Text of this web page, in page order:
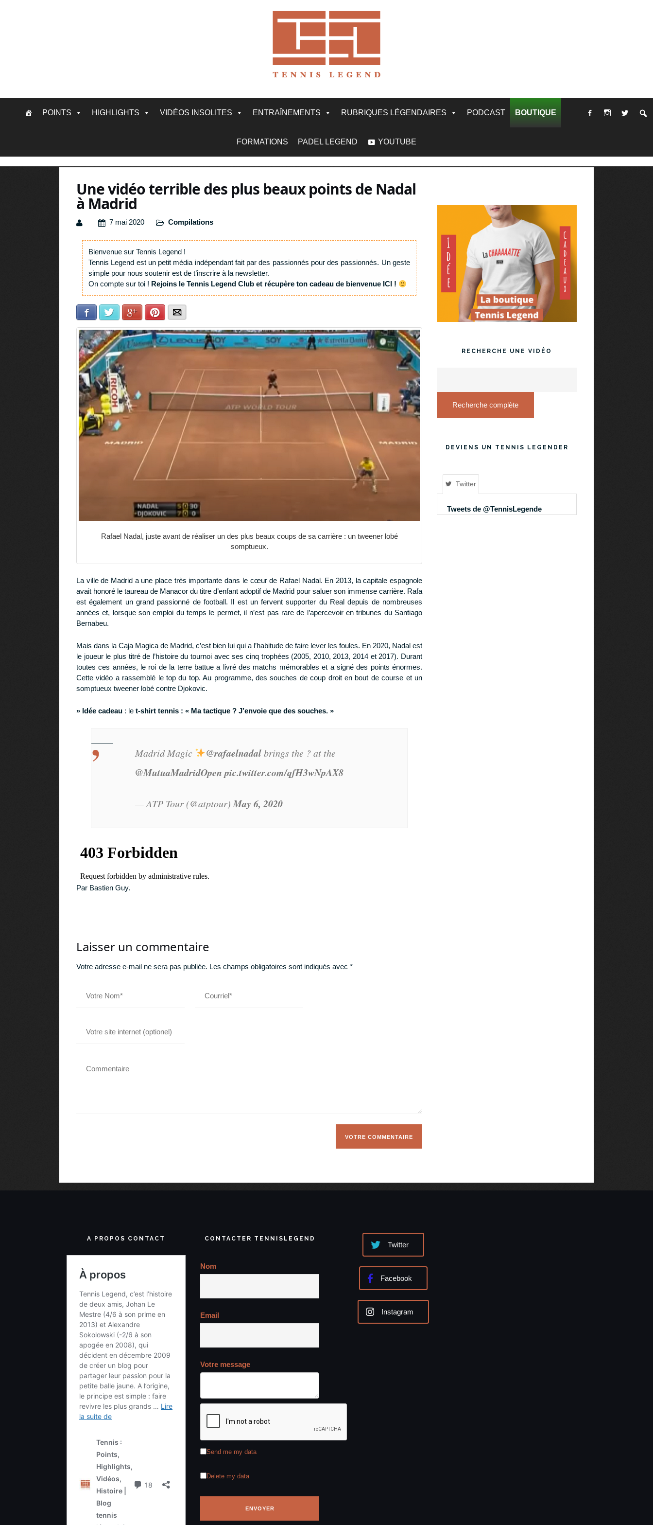
POINTS HIGHLIGHTS VIDÉOS INSOLITES ENTRAÎNEMENTS RUBRIQUES LÉGENDAIRES PODCAST BOUTIQUE
FORMATIONS PADEL LEGEND YOUTUBE
Une vidéo terrible des plus beaux points de Nadal
à Madrid
7 mai 2020 Compilations
Bienvenue sur Tennis Legend !
Tennis Legend est un petit média indépendant fait par des passionnés pour des passionnés. Un geste
simple pour nous soutenir est de t’inscrire à la newsletter.
On compte sur toi ! Rejoins le Tennis Legend Club et récupère ton cadeau de bienvenue ICI !
Facebook Twitter Google+Pinterest
Rafael Nadal, juste avant de réaliser un des plus beaux coups de sa carrière : un tweener lobé
somptueux.
La ville de Madrid a une place très importante dans le cœur de Rafael Nadal. En 2013, la capitale espagnole
avait honoré le taureau de Manacor du titre d’enfant adoptif de Madrid pour saluer son immense carrière. Rafa
est également un grand passionné de football. Il est un fervent supporter du Real depuis de nombreuses
années et, lorsque son emploi du temps le permet, il n’est pas rare de l’apercevoir en tribunes du Santiago
Bernabeu.
Mais dans la Caja Magica de Madrid, c’est bien lui qui a l’habitude de faire lever les foules. En 2020, Nadal est
le joueur le plus titré de l’histoire du tournoi avec ses cinq trophées (2005, 2010, 2013, 2014 et 2017). Durant
toutes ces années, le roi de la terre battue a livré des matchs mémorables et a signé des points énormes.
Cette vidéo a rassemblé le top du top. Au programme, des souches de coup droit en bout de course et un
somptueux tweener lobé contre Djokovic.
» Idée cadeau : le t-shirt tennis : « Ma tactique ? J’envoie que des souches. »
Madrid Magic @rafaelnadalbrings the ? at the
@MutuaMadridOpen pic.twitter.com/qfH3wNpAX8
— ATP Tour (@atptour) May 6, 2020
Par Bastien Guy.
Laisser un commentaire
Votre adresse e-mail ne sera pas publiée. Les champs obligatoires sont indiqués avec *
RECHERCHE UNE VIDÉO
Recherche complète
DEVIENS UN TENNIS LEGENDER
Twitter
Tweets de @TennisLegende
A PROPOS CONTACT CONTACTER TENNISLEGEND
Nom
Email
Votre message
Send me my data
Delete my data
Twitter
Facebook
Instagram